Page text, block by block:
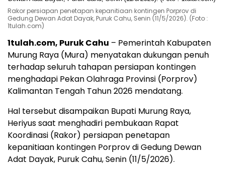
Rakor persiapan penetapan kepanitiaan kontingen Porprov di
Gedung Dewan Adat Dayak, Puruk Cahu, Senin (11/5/2026). (Foto :
1tulah.com)
1tulah.com, Puruk Cahu – Pemerintah Kabupaten
Murung Raya (Mura) menyatakan dukungan penuh
terhadap seluruh tahapan persiapan kontingen
menghadapi Pekan Olahraga Provinsi (Porprov)
Kalimantan Tengah Tahun 2026 mendatang.
Hal tersebut disampaikan Bupati Murung Raya,
Heriyus saat menghadiri pembukaan Rapat
Koordinasi (Rakor) persiapan penetapan
kepanitiaan kontingen Porprov di Gedung Dewan
Adat Dayak, Puruk Cahu, Senin (11/5/2026).